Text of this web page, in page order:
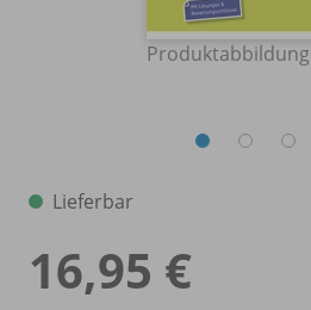
Produktabbildung
Lieferbar
16,95 €